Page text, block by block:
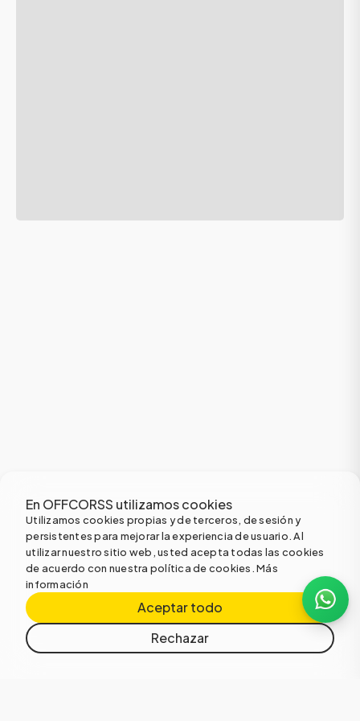
En OFFCORSS utilizamos cookies
Utilizamos cookies propias y de terceros, de sesión y
persistentes para mejorar la experiencia de usuario. Al
utilizar nuestro sitio web, usted acepta todas las cookies
de acuerdo con nuestra política de cookies.Más
información
Aceptar todo
Rechazar